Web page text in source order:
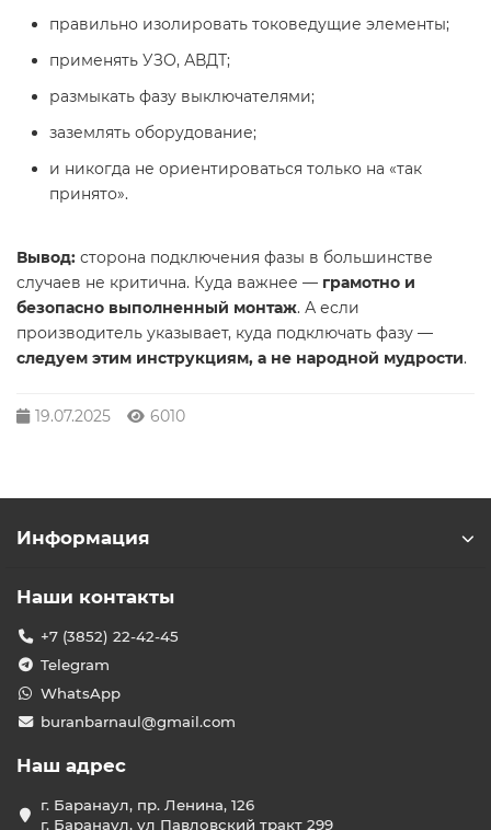
правильно изолировать токоведущие элементы;
применять УЗО, АВДТ;
размыкать фазу выключателями;
заземлять оборудование;
и никогда не ориентироваться только на «так
принято».
Вывод: сторона подключения фазы в большинстве
случаев не критична. Куда важнее — грамотно и
безопасно выполненный монтаж. А если
производитель указывает, куда подключать фазу —
следуем этим инструкциям, а не народной мудрости.
19.07.2025 6010
Информация
Наши контакты
+7 (3852) 22-42-45
Telegram
WhatsApp
buranbarnaul@gmail.com
Наш адрес
г. Баранаул, пр. Ленина, 126
г. Баранаул, ул Павловский тракт 299